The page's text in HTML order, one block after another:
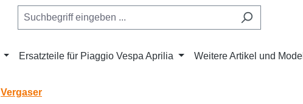
Ersatzteile für Piaggio Vespa Aprilia Weitere Artikel und Model
Vergaser